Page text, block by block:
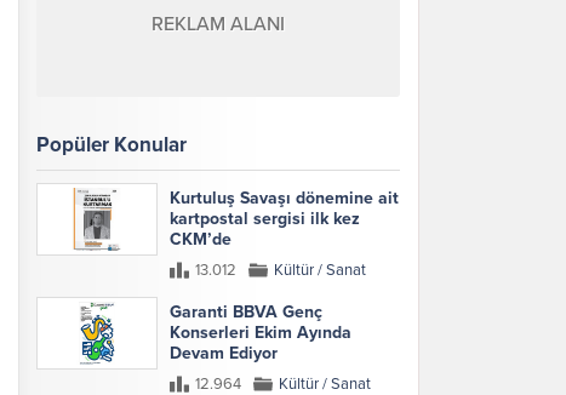
REKLAM ALANI
Popüler Konular
Kurtuluş Savaşı dönemine ait
kartpostal sergisi ilk kez
CKM’de
13.012 Kültür / Sanat
Garanti BBVA Genç
Konserleri Ekim Ayında
Devam Ediyor
12.964 Kültür / Sanat